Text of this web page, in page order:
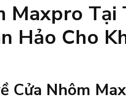
Maxpro Tại
Hảo Cho
Cửa Nhôm